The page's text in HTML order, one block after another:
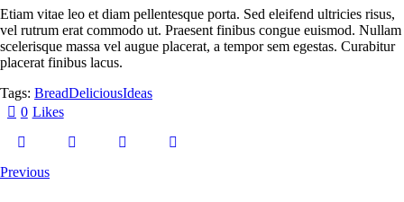
Etiam vitae leo et diam pellentesque porta. Sed eleifend ultricies risus,
vel rutrum erat commodo ut. Praesent finibus congue euismod. Nullam
scelerisque massa vel augue placerat, a tempor sem egestas. Curabitur
placerat finibus lacus.
Tags: BreadDeliciousIdeas
0 Likes
Previous